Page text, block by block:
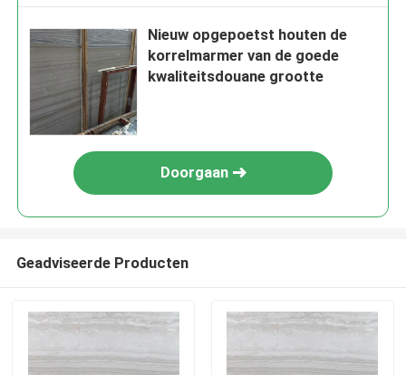
Nieuw opgepoetst houten de
korrelmarmer van de goede
kwaliteitsdouane grootte
Doorgaan
Geadviseerde Producten